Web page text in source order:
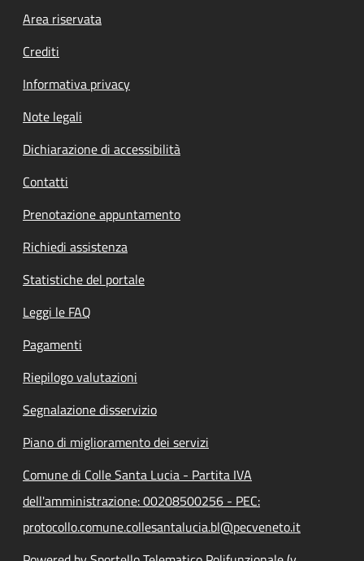
Footer menu
Area riservata
Crediti
Informativa privacy
Note legali
Dichiarazione di accessibilità
Contatti
Prenotazione appuntamento
Richiedi assistenza
Statistiche del portale
Leggi le FAQ
Pagamenti
Riepilogo valutazioni
Segnalazione disservizio
Piano di miglioramento dei servizi
Comune di Colle Santa Lucia - Partita IVA
dell'amministrazione: 00208500256 - PEC:
protocollo.comune.collesantalucia.bl@pecveneto.it